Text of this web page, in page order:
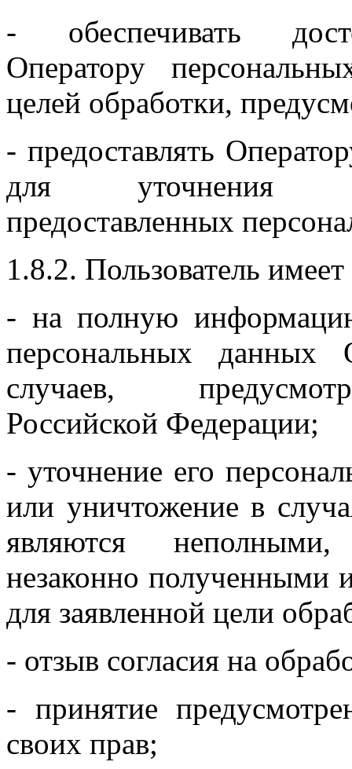
- обеспечивать
Оператору
целей обработки,
- предоставлять
для уточнения
предоставленных
1.8.2. Пользователь
- на полную
персональных данных
случаев,
Российской Федерации;
- уточнение его
или уничтожение в
являются
незаконно полученными
для заявленной цели
- отзыв согласия на
- принятие
своих прав;